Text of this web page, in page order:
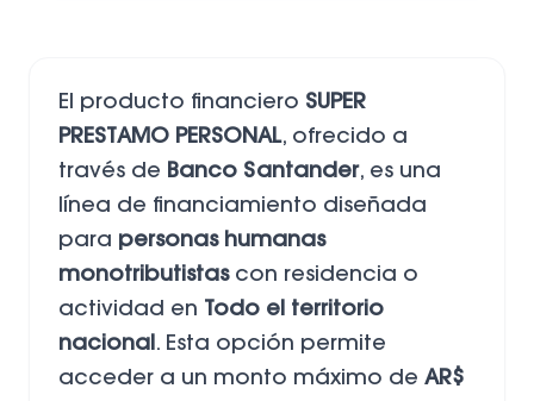
El producto financiero SUPER
PRESTAMO PERSONAL, ofrecido a
través de Banco Santander, es una
línea de financiamiento diseñada
para personas humanas
monotributistascon residencia o
actividad en
Todo el territorio
nacional . Esta opción permite
acceder a un monto máximo de AR$